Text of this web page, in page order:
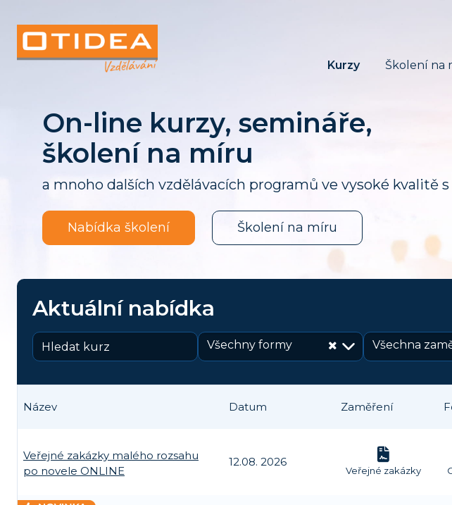
Kurzy Školení na
On-line kurzy, semináře,
školení na míru
a mnoho dalších vzdělávacích programů ve vysoké kvalitě
Nabídka školení Školení na míru
Aktuální nabídka
Všechny formy Všechna
Název Datum Zaměření
Veřejné zakázky malého rozsahu
po novele ONLINE
12.08. 2026
Veřejné zakázky